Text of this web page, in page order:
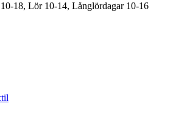
18, Lör 10-14, Långlördagar 10-16